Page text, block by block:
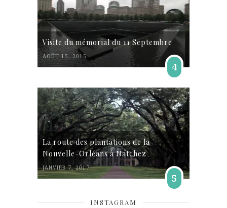
Visite du mémorial du 11 Septembre
AOÛT 15, 2015
4
La route des plantations de la
Nouvelle-Orléans à Natchez
JANVIER 7, 2017
5
INSTAGRAM